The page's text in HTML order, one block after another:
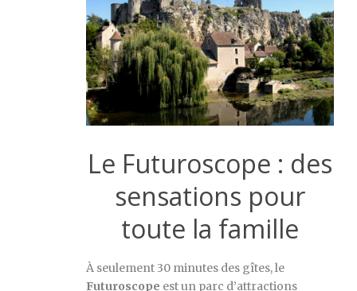
Le Futuroscope : des
sensations pour
toute la famille
À seulement 30 minutes des gîtes, le
Futuroscope est un parc d’attractions